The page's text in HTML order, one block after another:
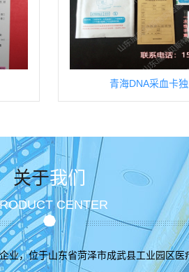
青海DNA采血卡
关于我们
CENTER
业，位于山东省菏泽市成武县工业园区